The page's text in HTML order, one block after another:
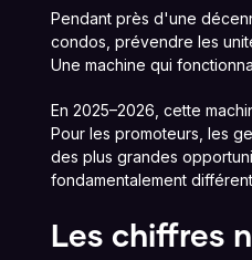
Pendant près d'une
condos, prévendre les
Une machine qui
En 2025–2026, cette
Pour les promoteurs, les
des plus grandes
fondamentalement
Les chiffres